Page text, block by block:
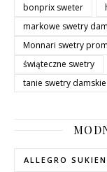
bonprix sweter
markowe swetry
Monnari swetry
świąteczne swetry
tanie swetry
ALLEGRO